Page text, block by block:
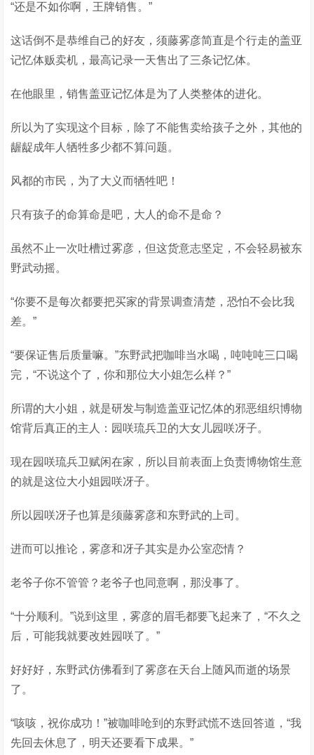
“还是不如你啊，王牌销售。”
这话倒不是恭维自己的好友，须藤雾彦简直是个行走的盖亚
记忆体贩卖机，最高记录一天售出了三条记忆体。
在他眼里，销售盖亚记忆体是为了人类整体的进化。
所以为了实现这个目标，除了不能售卖给孩子之外，其他的
龌龊成年人牺牲多少都不算问题。
风都的市民，为了大义而牺牲吧！
只有孩子的命算命是吧，大人的命不是命？
虽然不止一次吐槽过雾彦，但这货意志坚定，不会轻易被东
野武动摇。
“你要不是每次都要把买家的背景调查清楚，恐怕不会比我
差。”
“要保证售后质量嘛。”东野武把咖啡当水喝，吨吨吨三口喝
完，“不说这个了，你和那位大小姐怎么样？”
所谓的大小姐，就是研发与制造盖亚记忆体的邪恶组织博物
馆背后真正的主人：园咲琉兵卫的大女儿园咲冴子。
现在园咲琉兵卫赋闲在家，所以目前表面上负责博物馆生意
的就是这位大小姐园咲冴子。
所以园咲冴子也算是须藤雾彦和东野武的上司。
进而可以推论，雾彦和冴子其实是办公室恋情？
老爷子你不管管？老爷子也同意啊，那没事了。
“十分顺利。”说到这里，雾彦的眉毛都要飞起来了，“不久之
后，可能我就要改姓园咲了。”
好好好，东野武仿佛看到了雾彦在天台上随风而逝的场景
了。
“咳咳，祝你成功！”被咖啡呛到的东野武慌不迭回答道，“我
先回去休息了，明天还要看下成果。”